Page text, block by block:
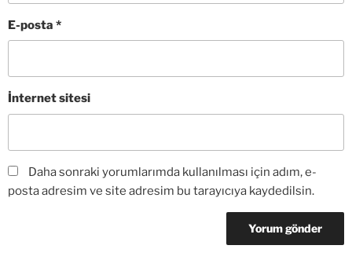
E-posta *
İnternet sitesi
Daha sonraki yorumlarımda kullanılması için adım, e-
posta adresim ve site adresim bu tarayıcıya kaydedilsin.